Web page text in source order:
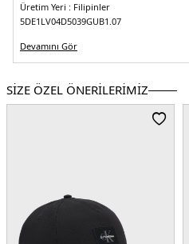
Üretim Yeri : Filipinler
5DE1LV04D5039GUB1.07
Devamını Gör
SİZE ÖZEL ÖNERİLERİMİZ